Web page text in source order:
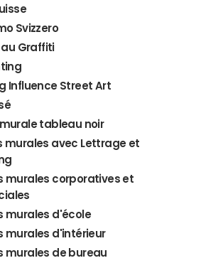
Svizzero
Graffiti
Influence Street Art
tableau noir
murales avec Lettrage et
murales corporatives et
murales d'école
murales d'intérieur
murales de bureau